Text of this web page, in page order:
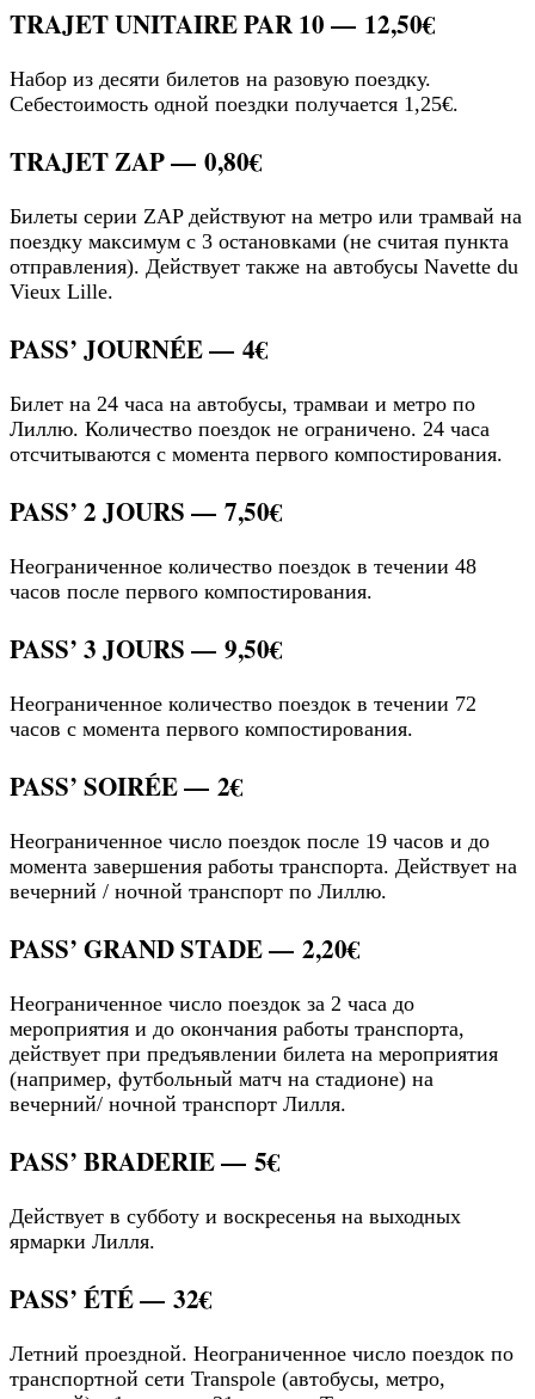
TRAJET UNITAIRE PAR 10 — 12,50€
Набор из десяти билетов на разовую поездку.
Себестоимость одной поездки получается 1,25€.
TRAJET ZAP — 0,80€
Билеты серии ZAP действуют на метро или трамвай на
поездку максимум с 3 остановками (не считая пункта
отправления). Действует также на автобусы Navette du
Vieux Lille.
PASS’ JOURNÉE — 4€
Билет на 24 часа на автобусы, трамваи и метро по
Лиллю. Количество поездок не ограничено. 24 часа
отсчитываются с момента первого компостирования.
PASS’ 2 JOURS — 7,50€
Неограниченное количество поездок в течении 48
часов после первого компостирования.
PASS’ 3 JOURS — 9,50€
Неограниченное количество поездок в течении 72
часов с момента первого компостирования.
PASS’ SOIRÉE — 2€
Неограниченное число поездок после 19 часов и до
момента завершения работы транспорта. Действует на
вечерний / ночной транспорт по Лиллю.
PASS’ GRAND STADE — 2,20€
Неограниченное число поездок за 2 часа до
мероприятия и до окончания работы транспорта,
действует при предъявлении билета на мероприятия
(например, футбольный матч на стадионе) на
вечерний/ ночной транспорт Лилля.
PASS’ BRADERIE — 5€
Действует в субботу и воскресенья на выходных
ярмарки Лилля.
PASS’ ÉTÉ — 32€
Летний проездной. Неограниченное число поездок по
транспортной сети Transpole (автобусы, метро,